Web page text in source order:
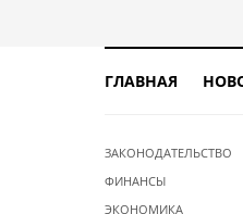
ГЛАВНАЯ
ЗАКОНОДАТЕЛЬСТВО
ФИНАНСЫ
ЭКОНОМИКА